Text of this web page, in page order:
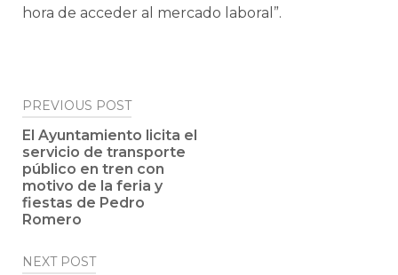
hora de acceder al mercado laboral”.
Post
navigation
PREVIOUS POST
El Ayuntamiento licita el
servicio de transporte
público en tren con
motivo de la feria y
fiestas de Pedro
Romero
NEXT POST